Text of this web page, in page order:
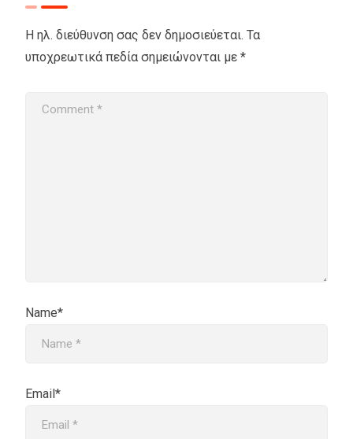
Η ηλ. διεύθυνση σας δεν δημοσιεύεται. Τα
υποχρεωτικά πεδία σημειώνονται με *
Name*
Email*